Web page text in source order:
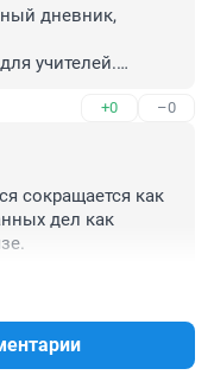
дневник,
учителей.
задание; 2.
класс - не
+0 –0
сокращается как
дел как